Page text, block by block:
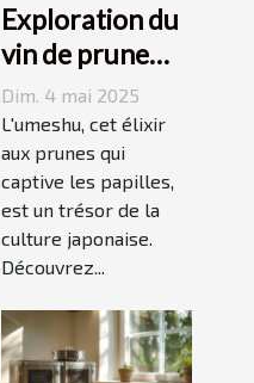
Exploration du
vin de prune
umeshu :
origines,
saveurs et
accords
Dim. 4 mai 2025
L'umeshu, cet élixir
aux prunes qui
captive les papilles,
est un trésor de la
culture japonaise.
Découvrez...